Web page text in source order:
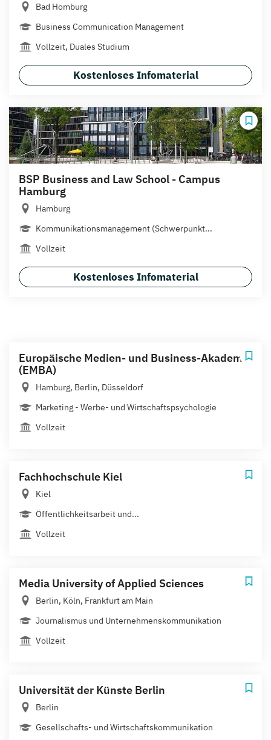
Bad Homburg
Business Communication Management
Vollzeit, Duales Studium
Kostenloses Infomaterial
BSP Business and Law School - Campus
Hamburg
Hamburg
Kommunikationsmanagement (Schwerpunkt...
Vollzeit
Kostenloses Infomaterial
Europäische Medien- und Business-Akademie
(EMBA)
Hamburg, Berlin, Düsseldorf
Marketing - Werbe- und Wirtschaftspsychologie
Vollzeit
Fachhochschule Kiel
Kiel
Öffentlichkeitsarbeit und...
Vollzeit
Media University of Applied Sciences
Berlin, Köln, Frankfurt am Main
Journalismus und Unternehmenskommunikation
Vollzeit
Universität der Künste Berlin
Berlin
Gesellschafts- und Wirtschaftskommunikation